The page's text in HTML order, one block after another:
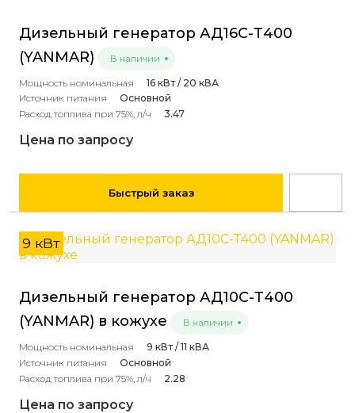
Дизельный генератор АД16С-Т400
(YANMAR)
В наличии
Мощность номинальная
16 кВт / 20 кВА
Источник питания
Основной
Расход топлива при 75%, л/ч
3.47
Цена по запросу
Быстрый заказ
9 кВт
Дизельный генератор АД10С-Т400
(YANMAR) в кожухе
В наличии
Мощность номинальная
9 кВт / 11 кВА
Источник питания
Основной
Расход топлива при 75%, л/ч
2.28
Цена по запросу